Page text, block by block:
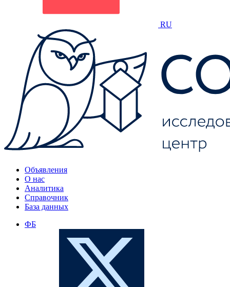
RU
Объявления
О нас
Аналитика
Справочник
База данных
ФБ